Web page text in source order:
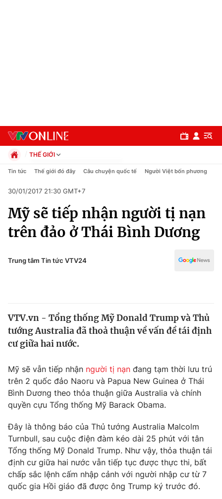
Chuyên mục
Chính trị
Thế giới
Thế giới đó đây
Câu chuyện quốc tế
Kinh tế
Tài chính
Thị trường
Góc doanh nghiệp
Dữ liệu và đời sống
Truyền hình
Phim VTV
Hậu trường
Nhân vật
Giải trí
Điện ảnh
Đời sống
THẾ GIỚI
Chính trị
Pháp luật
Kinh tế
Thể thao
Truyền hình
Y tế
Tin tức Thế giới đó đây Câu chuyện quốc tế Người Việt bốn phương
30/01/2017 21:30 GMT+7
Mỹ sẽ tiếp nhận người tị nạn
trên đảo ở Thái Bình Dương
Trung tâm Tin tức VTV24
VTV.vn - Tổng thống Mỹ Donald Trump và Thủ
tướng Australia đã thoả thuận về vấn đề tái định
cư giữa hai nước.
Mỹ sẽ vẫn tiếp nhận người tị nạn đang tạm thời lưu trú
trên 2 quốc đảo Naoru và Papua New Guinea ở Thái
Bình Dương theo thỏa thuận giữa Australia và chính
quyền cựu Tổng thống Mỹ Barack Obama.
Đây là thông báo của Thủ tướng Australia Malcolm
Turnbull, sau cuộc điện đàm kéo dài 25 phút với tân
Tổng thống Mỹ Donald Trump. Như vậy, thỏa thuận tái
định cư giữa hai nước vẫn tiếp tục được thực thi, bất
chấp sắc lệnh cấm nhập cảnh với người nhập cư từ 7
quốc gia Hồi giáo đã được ông Trump ký trước đó.